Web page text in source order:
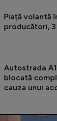
Piață volantă
producători,
Autostrada
blocată
cauza unui